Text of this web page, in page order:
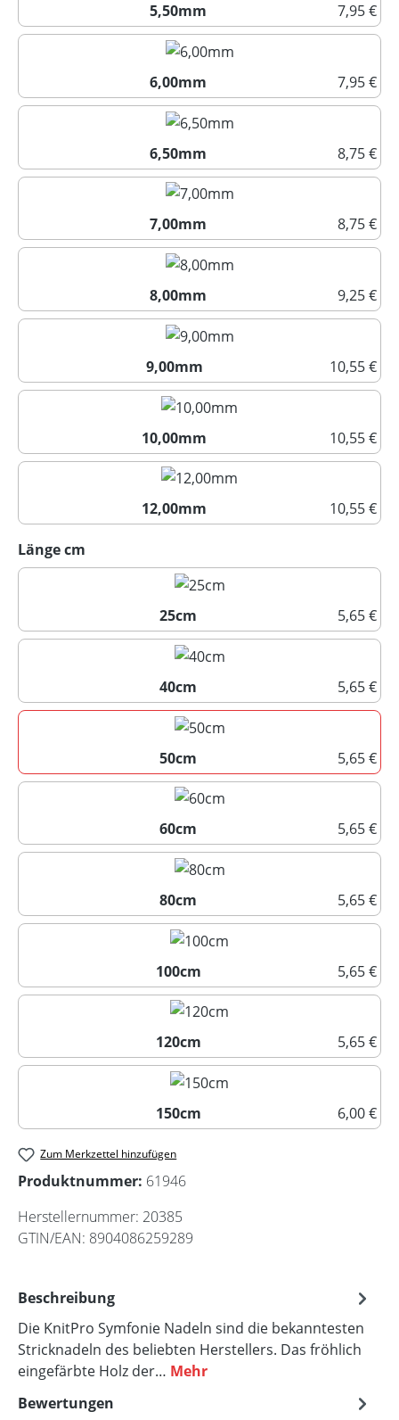
5,50mm
7,95 €
5,50mm
6,00mm
7,95 €
6,00mm
6,50mm
8,75 €
6,50mm
7,00mm
8,75 €
7,00mm
8,00mm
9,25 €
8,00mm
9,00mm
10,55 €
9,00mm
10,00mm
10,55 €
10,00mm
12,00mm
10,55 €
Länge cm
25cm
5,65 €
25cm
40cm
5,65 €
40cm
50cm
5,65 €
50cm
60cm
5,65 €
60cm
80cm
5,65 €
80cm
100cm
5,65 €
100cm
120cm
5,65 €
120cm
150cm
6,00 €
Zum Merkzettel hinzufügen
Produktnummer: 61946
Herstellernummer: 20385
GTIN/EAN: 8904086259289
Beschreibung
Die KnitPro Symfonie Nadeln sind die bekanntesten
Stricknadeln des beliebten Herstellers. Das fröhlich
eingefärbte Holz der… Mehr
Bewertungen